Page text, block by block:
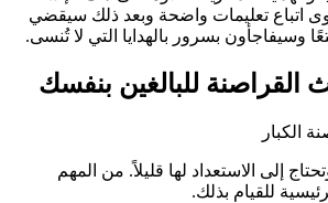
اتباع تعليمات واضحة وبعد ذلك سيقضي
وسيفاجأون بسرور بالهدايا التي لا تُنسى.
القراصنة للبالغين بنفسك
إلى الاستعداد لها قليلاً. من المهم
للقيام بذلك.